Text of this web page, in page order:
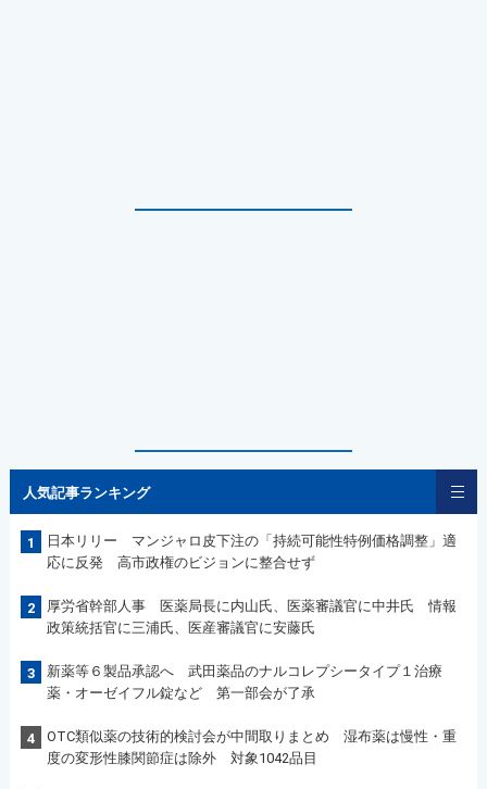
人気記事ランキング
1
日本リリー マンジャロ皮下注の「持続可能性特例価格調整」適
応に反発 高市政権のビジョンに整合せず
2
厚労省幹部人事 医薬局長に内山氏、医薬審議官に中井氏 情報
政策統括官に三浦氏、医産審議官に安藤氏
3
新薬等６製品承認へ 武田薬品のナルコレプシータイプ１治療
薬・オーゼイフル錠など 第一部会が了承
4
OTC類似薬の技術的検討会が中間取りまとめ 湿布薬は慢性・重
度の変形性膝関節症は除外 対象1042品目